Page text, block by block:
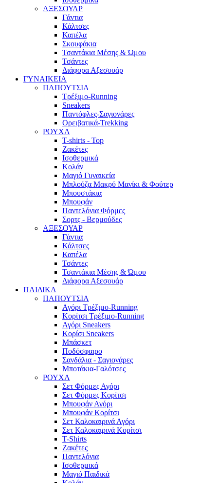
ΑΞΕΣΟΥΑΡ
Γάντια
Κάλτσες
Καπέλα
Σκουφάκια
Τσαντάκια Μέσης & Ώμου
Τσάντες
Διάφορα Αξεσουάρ
ΓΥΝΑΙΚΕΙΑ
ΠΑΠΟΥΤΣΙΑ
Τρέξιμο-Running
Sneakers
Παντόφλες-Σαγιονάρες
Ορειβατικά-Trekking
ΡΟΥΧΑ
T-shirts - Top
Ζακέτες
Ισοθερμικά
Κολάν
Μαγιό Γυναικεία
Μπλούζα Μακρύ Μανίκι & Φούτερ
Μπουστάκια
Μπουφάν
Παντελόνια Φόρμες
Σορτς - Βερμούδες
ΑΞΕΣΟΥΑΡ
Γάντια
Κάλτσες
Καπέλα
Τσάντες
Τσαντάκια Μέσης & Ώμου
Διάφορα Αξεσουάρ
ΠΑΙΔΙΚΑ
ΠΑΠΟΥΤΣΙΑ
Αγόρι Τρέξιμο-Running
Κορίτσι Τρέξιμο-Running
Αγόρι Sneakers
Κορίσι Sneakers
Μπάσκετ
Ποδόσφαιρο
Σανδάλια - Σαγιονάρες
Μποτάκια-Γαλότσες
ΡΟΥΧΑ
Σετ Φόρμες Αγόρι
Σετ Φόρμες Κορίτσι
Μπουφάν Αγόρι
Μπουφάν Κορίτσι
Σετ Καλοκαιρινά Αγόρι
Σετ Καλοκαιρινά Κορίτσι
T-Shirts
Ζακέτες
Παντελόνια
Ισοθερμικά
Μαγιό Παιδικά